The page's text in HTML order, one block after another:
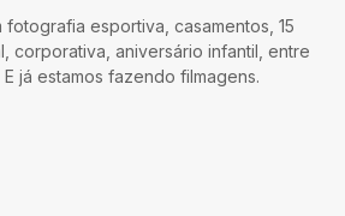
fotografia esportiva, casamentos, 15
corporativa, aniversário infantil, entre
já estamos fazendo filmagens.